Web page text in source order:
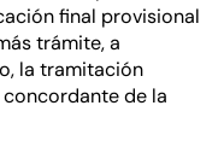
final provisional
trámite, a
la tramitación
de la